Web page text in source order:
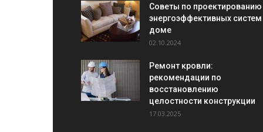
Советы по проектированию
энергоэффективных систем
доме
02.10.2024
Ремонт кровли:
рекомендации по
восстановлению
целостности конструкции
17.03.2025